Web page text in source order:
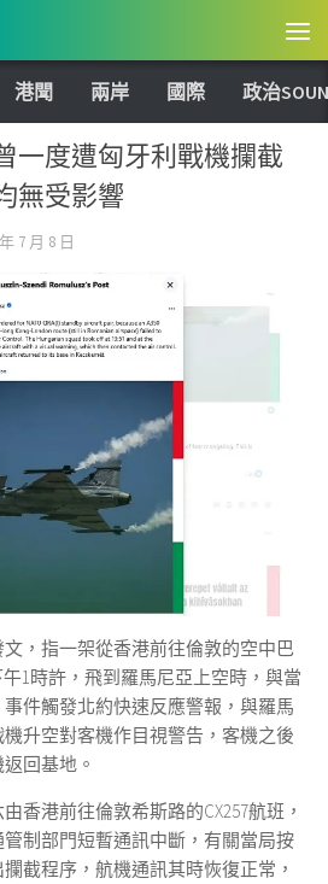
港聞 兩岸 國際 政治
一度遭匈牙利戰機攔截
無受影響
7 月 8 日
，指一架從香港前往倫敦的空中巴
1時許，飛到羅馬尼亞上空時，與當
件觸發北約快速反應警報，與羅馬
升空對客機作目視警告，客機之後
回基地。
香港前往倫敦希斯路的CX257航班，
制部門短暫通訊中斷，有關當局按
截程序，航機通訊其時恢復正常，